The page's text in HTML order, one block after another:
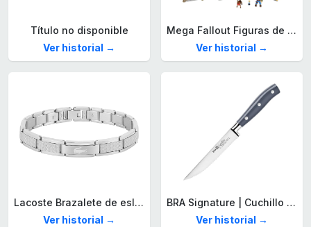
Título no disponible
Ver historial →
Mega Fallout Figuras de acción y Juguetes de construcción, Parada de Camiones Red Rocket con 824 Piezas, 2 Personajes articulados y Accesorios, para coleccionistas, HXT00
Ver historial →
Lacoste Brazalete de eslabón para Hombre Colección STENCIL de Acero inoxidable
Ver historial →
BRA Signature | Cuchillo tomatero 120 mm, Acero Inoxidable alemán forjado con Molibdeno Vanadio, Mango Remachado ABS, Diseño Ergonómico, Hoja 1,6 mm espesor
Ver historial →